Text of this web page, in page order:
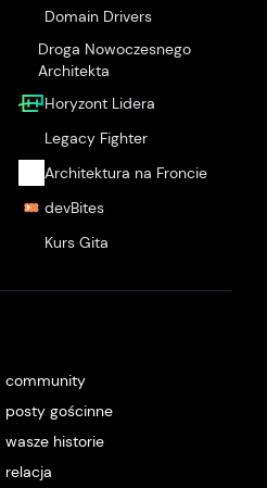
Domain Drivers
Droga Nowoczesnego
Architekta
Horyzont Lidera
Legacy Fighter
Architektura na Froncie
devBites
Kurs Gita
community
posty gościnne
wasze historie
relacja